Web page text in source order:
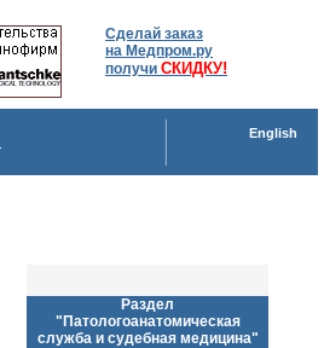
Сделай заказ
на Медпром.ру
получи СКИДКУ!
English
Раздел
"Патологоанатомическая
служба и судебная медицина"